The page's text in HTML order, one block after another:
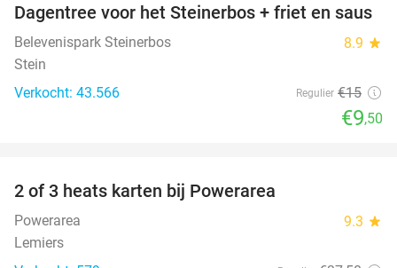
37%
Dagentree voor het Steinerbos + friet en saus
Belevenispark Steinerbos 8.9 star
Stein
Verkocht: 43.566
Regulier €15
€9,50
2 of 3 heats karten bij Powerarea
Powerarea 9.3 star
Lemiers